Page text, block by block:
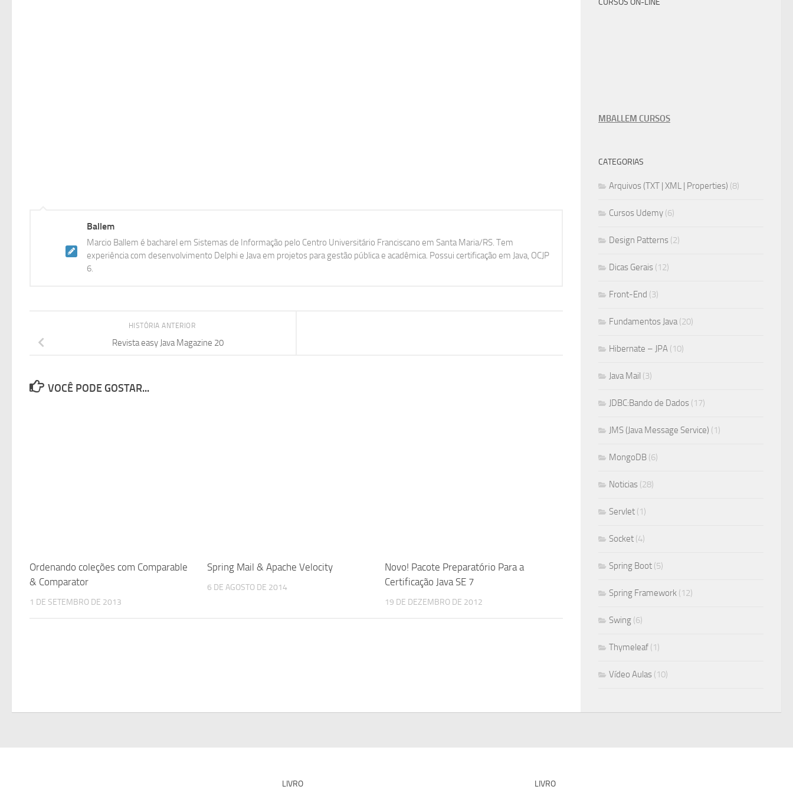
Ballem
Marcio Ballem é bacharel em Sistemas de Informação pelo Centro Universitário Franciscano em Santa Maria/RS. Tem
experiência com desenvolvimento Delphi e Java em projetos para gestão pública e acadêmica. Possui certificação em Java, OCJP
6.
HISTÓRIA ANTERIOR
Revista easy Java Magazine 20
VOCÊ PODE GOSTAR...
Ordenando coleções com Comparable
& Comparator
1 DE SETEMBRO DE 2013
Spring Mail & Apache Velocity
6 DE AGOSTO DE 2014
Novo! Pacote Preparatório Para a
Certificação Java SE 7
19 DE DEZEMBRO DE 2012
CURSOS ON-LINE
MBALLEM CURSOS
CATEGORIAS
Arquivos (TXT | XML | Properties) (8)
Cursos Udemy (6)
Design Patterns (2)
Dicas Gerais (12)
Front-End (3)
Fundamentos Java(20)
Hibernate – JPA (10)
Java Mail (3)
JDBC:Bando de Dados (17)
JMS (Java Message Service) (1)
MongoDB (6)
Noticias (28)
Servlet (1)
Socket (4)
Spring Boot (5)
Spring Framework (12)
Swing (6)
Thymeleaf (1)
Vídeo Aulas (10)
LIVRO LIVRO